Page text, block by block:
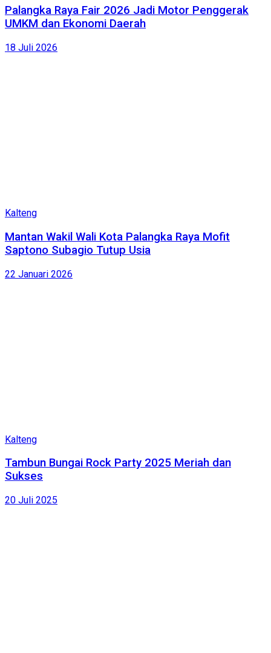
Palangka Raya Fair 2026 Jadi Motor Penggerak
UMKM dan Ekonomi Daerah
18 Juli 2026
Kalteng
Mantan Wakil Wali Kota Palangka Raya Mofit
Saptono Subagio Tutup Usia
22 Januari 2026
Kalteng
Tambun Bungai Rock Party 2025 Meriah dan
Sukses
20 Juli 2025